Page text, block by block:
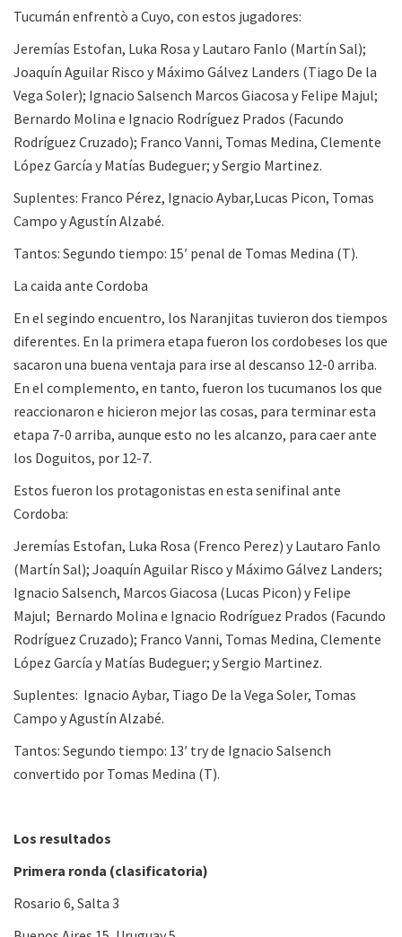
Tucumán enfrentò a Cuyo, con estos jugadores:
Jeremías Estofan, Luka Rosa y Lautaro Fanlo (Martín Sal);
Joaquín Aguilar Risco y Máximo Gálvez Landers (Tiago De la
Vega Soler); Ignacio Salsench Marcos Giacosa y Felipe Majul;
Bernardo Molina e Ignacio Rodríguez Prados (Facundo
Rodríguez Cruzado); Franco Vanni, Tomas Medina, Clemente
López García y Matías Budeguer; y Sergio Martinez.
Suplentes: Franco Pérez, Ignacio Aybar,Lucas Picon, Tomas
Campo y Agustín Alzabé.
Tantos: Segundo tiempo: 15′ penal de Tomas Medina (T).
La caida ante Cordoba
En el segindo encuentro, los Naranjitas tuvieron dos tiempos
diferentes. En la primera etapa fueron los cordobeses los que
sacaron una buena ventaja para irse al descanso 12-0 arriba.
En el complemento, en tanto, fueron los tucumanos los que
reaccionaron e hicieron mejor las cosas, para terminar esta
etapa 7-0 arriba, aunque esto no les alcanzo, para caer ante
los Doguitos, por 12-7.
Estos fueron los protagonistas en esta senifinal ante
Cordoba:
Jeremías Estofan, Luka Rosa (Frenco Perez) y Lautaro Fanlo
(Martín Sal); Joaquín Aguilar Risco y Máximo Gálvez Landers;
Ignacio Salsench, Marcos Giacosa (Lucas Picon) y Felipe
Majul; Bernardo Molina e Ignacio Rodríguez Prados (Facundo
Rodríguez Cruzado); Franco Vanni, Tomas Medina, Clemente
López García y Matías Budeguer; y Sergio Martinez.
Suplentes: Ignacio Aybar, Tiago De la Vega Soler, Tomas
Campo y Agustín Alzabé.
Tantos: Segundo tiempo: 13′ try de Ignacio Salsench
convertido por Tomas Medina (T).
Los resultados
Primera ronda (clasificatoria)
Rosario 6, Salta 3